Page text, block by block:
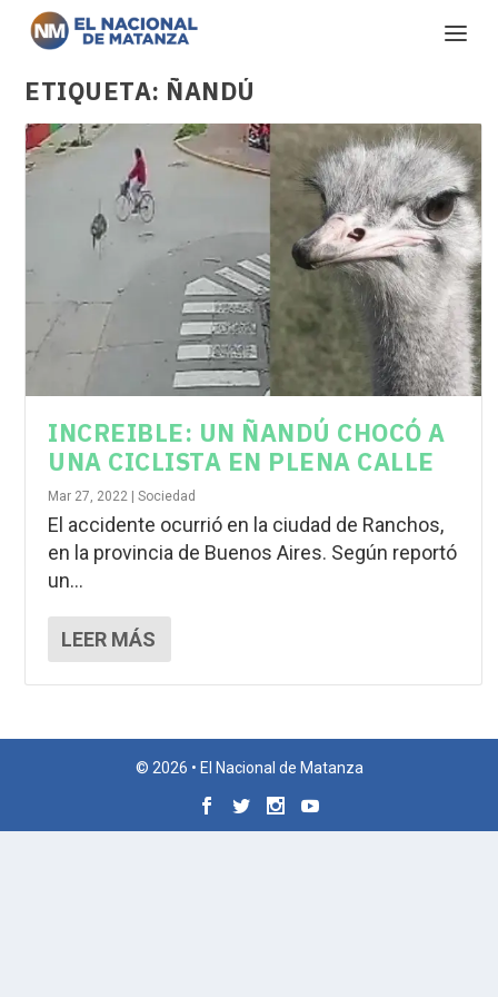
ETIQUETA: ÑANDÚ
INCREIBLE: UN ÑANDÚ CHOCÓ A
UNA CICLISTA EN PLENA CALLE
Mar 27, 2022 |Sociedad
El accidente ocurrió en la ciudad de Ranchos,
en la provincia de Buenos Aires. Según reportó
un...
LEER MÁS
© 2026 • El Nacional de Matanza